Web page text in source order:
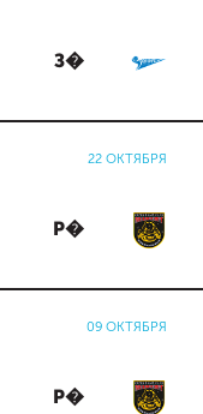
З�
22 ОКТЯБРЯ
Р�
09 ОКТЯБРЯ
Р�